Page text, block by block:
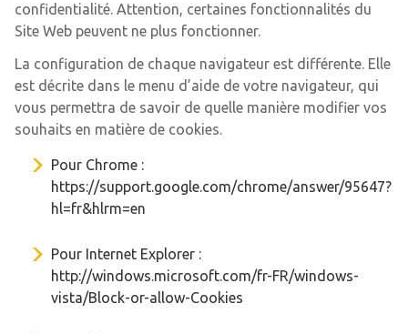
confidentialité. Attention, certaines fonctionnalités du
Site Web peuvent ne plus fonctionner.
La configuration de chaque navigateur est différente. Elle
est décrite dans le menu d’aide de votre navigateur, qui
vous permettra de savoir de quelle manière modifier vos
souhaits en matière de cookies.
Pour Chrome :
https://support.google.com/chrome/answer/95647?
hl=fr&hlrm=en
Pour Internet Explorer :
http://windows.microsoft.com/fr-FR/windows-
vista/Block-or-allow-Cookies